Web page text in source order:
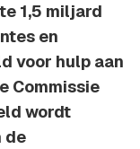
1,5 miljard
en
voor hulp aan
Commissie
wordt
de